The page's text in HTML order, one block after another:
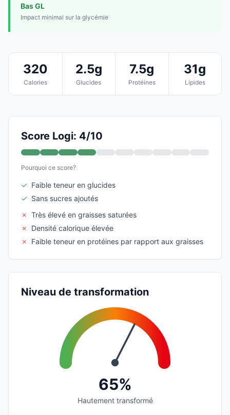
Bas GL
Impact minimal sur la glycémie
320
Calories
2.5g
Glucides
7.5g
Protéines
31g
Lipides
Score Logi: 4/10
Pourquoi ce score?
✓ Faible teneur en glucides
✓ Sans sucres ajoutés
✗ Très élevé en graisses saturées
✗
Densité calorique élevée
✗
Faible teneur en protéines par rapport aux graisses
Niveau de transformation
65%
Hautement transformé